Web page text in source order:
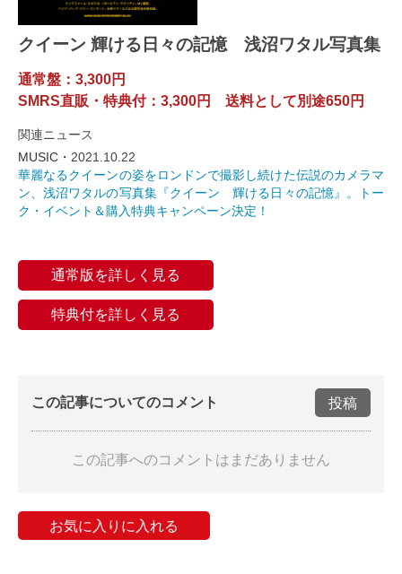
クイーン 輝ける日々の記憶 浅沼ワタル写真集
通常盤：3,300円
SMRS直販・特典付：3,300円 送料として別途650円
関連ニュース
MUSIC・ 2021.10.22
華麗なるクイーンの姿をロンドンで撮影し続けた伝説のカメラマ
ン、浅沼ワタルの写真集『クイーン 輝ける日々の記憶』。トー
ク・イベント＆購入特典キャンペーン決定！
通常版を詳しく見る
特典付を詳しく見る
この記事についてのコメント 投稿
この記事へのコメントはまだありません
お気に入りに入れる